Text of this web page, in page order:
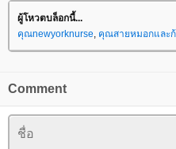
ผู้โหวตบล็อกนี้...
คุณnewyorknurse, คุณสายหมอกและ
Comment